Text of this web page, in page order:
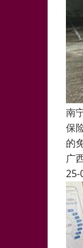
南
保
的
广
25-